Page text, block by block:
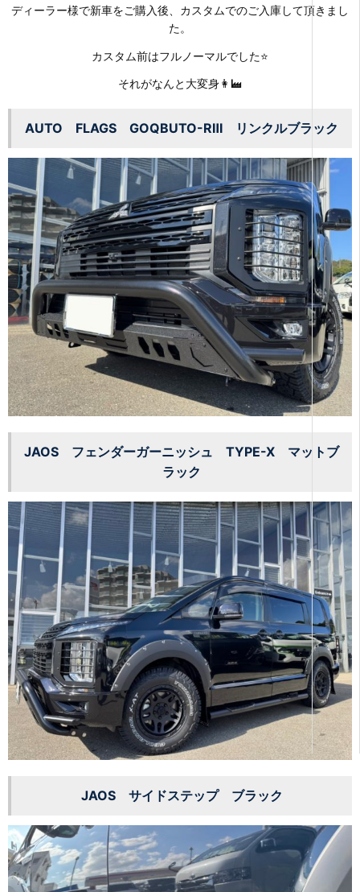
ディーラー様で新車をご購入後、カスタムでのご入庫して頂きまし
た。
カスタム前はフルノーマルでした⭐
それがなんと大変身👩‍🏭
AUTO FLAGS GOQBUTO-RⅢ リンクルブラック
JAOS フェンダーガーニッシュ TYPE-X マットブ
ラック
JAOS サイドステップ ブラック